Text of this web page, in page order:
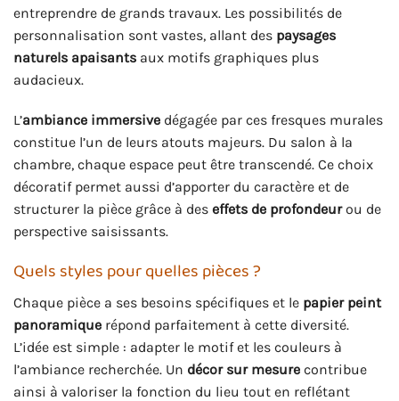
entreprendre de grands travaux. Les possibilités de
personnalisation sont vastes, allant des paysages
naturels apaisants aux motifs graphiques plus
audacieux.
L’ambiance immersive dégagée par ces fresques murales
constitue l’un de leurs atouts majeurs. Du salon à la
chambre, chaque espace peut être transcendé. Ce choix
décoratif permet aussi d’apporter du caractère et de
structurer la pièce grâce à des effets de profondeurou de
perspective saisissants.
Quels styles pour quelles pièces ?
Chaque pièce a ses besoins spécifiques et le papier peint
panoramique répond parfaitement à cette diversité.
L’idée est simple : adapter le motif et les couleurs à
l’ambiance recherchée. Un décor sur mesure contribue
ainsi à valoriser la fonction du lieu tout en reflétant